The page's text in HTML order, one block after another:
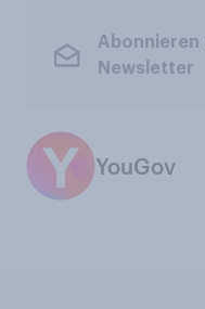
Abonnieren
Newsletter
YouGov